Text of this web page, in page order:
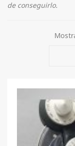
de conseguirlo.